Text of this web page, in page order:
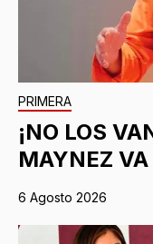
PRIMERA
¡NO LOS
MAYNEZ
6 Agosto 2026